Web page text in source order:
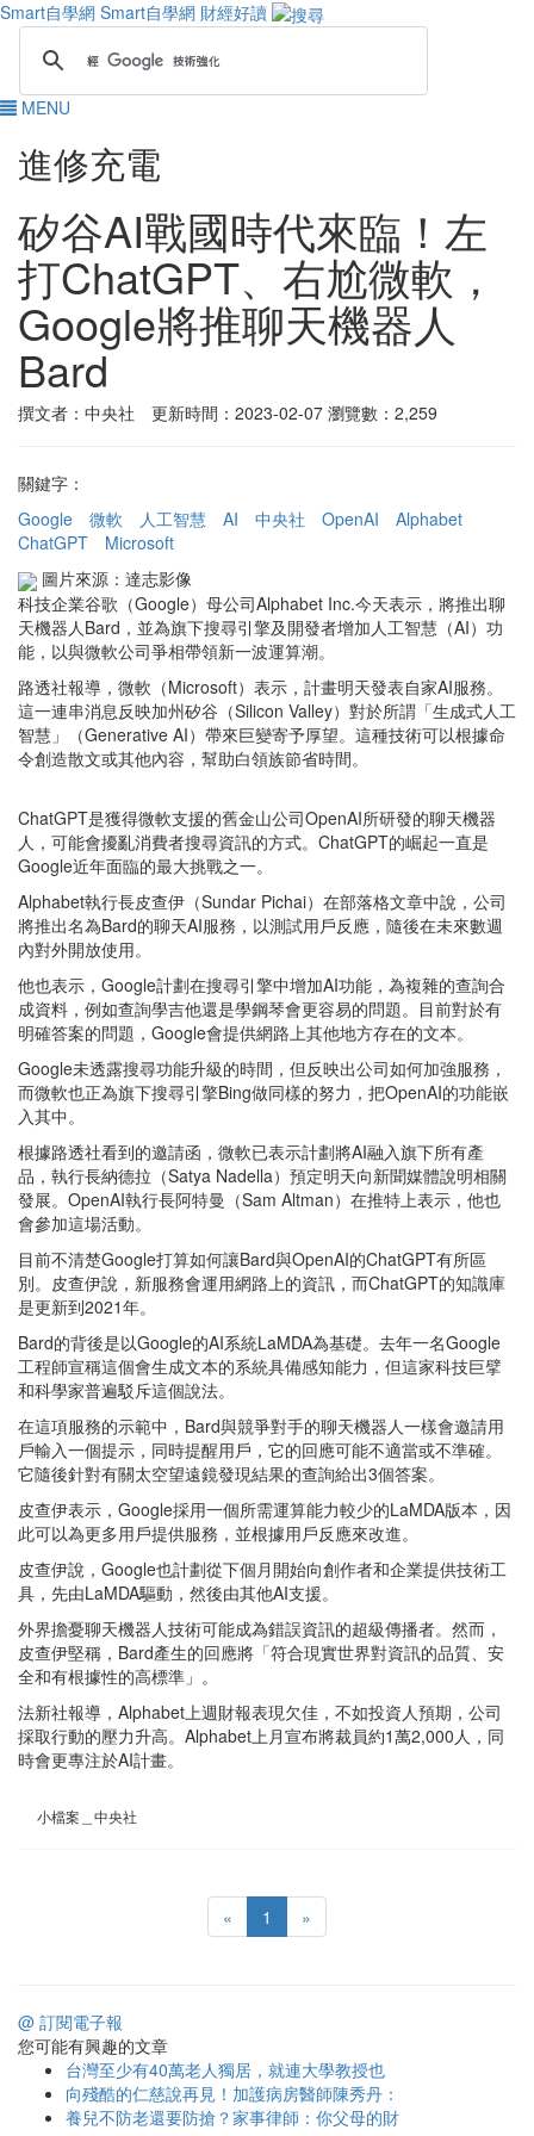
Smart自學網 Smart自學網 財經好讀
MENU
進修充電
矽谷AI戰國時代來臨！左
打ChatGPT、右尬微軟，
Google將推聊天機器人
Bard
撰文者：中央社 更新時間：2023-02-07 瀏覽數：2,259
關鍵字：
Google
微軟 人工智慧 AI 中央社 OpenAI
Alphabet
ChatGPT
Microsoft
圖片來源：達志影像
科技企業谷歌（Google）母公司Alphabet Inc.今天表示，將推出聊
天機器人Bard，並為旗下搜尋引擎及開發者增加人工智慧（AI）功
能，以與微軟公司爭相帶領新一波運算潮。
路透社報導，微軟（Microsoft）表示，計畫明天發表自家AI服務。
這一連串消息反映加州矽谷（Silicon Valley）對於所謂「生成式人工
智慧」（Generative AI）帶來巨變寄予厚望。這種技術可以根據命
令創造散文或其他內容，幫助白領族節省時間。
ChatGPT是獲得微軟支援的舊金山公司OpenAI所研發的聊天機器
人，可能會擾亂消費者搜尋資訊的方式。ChatGPT的崛起一直是
Google近年面臨的最大挑戰之一。
Alphabet執行長皮查伊（Sundar Pichai）在部落格文章中說，公司
將推出名為Bard的聊天AI服務，以測試用戶反應，隨後在未來數週
內對外開放使用。
他也表示，Google計劃在搜尋引擎中增加AI功能，為複雜的查詢合
成資料，例如查詢學吉他還是學鋼琴會更容易的問題。目前對於有
明確答案的問題，Google會提供網路上其他地方存在的文本。
Google未透露搜尋功能升級的時間，但反映出公司如何加強服務，
而微軟也正為旗下搜尋引擎Bing做同樣的努力，把OpenAI的功能嵌
入其中。
根據路透社看到的邀請函，微軟已表示計劃將AI融入旗下所有產
品，執行長納德拉（Satya Nadella）預定明天向新聞媒體說明相關
發展。OpenAI執行長阿特曼（Sam Altman）在推特上表示，他也
會參加這場活動。
目前不清楚Google打算如何讓Bard與OpenAI的ChatGPT有所區
別。皮查伊說，新服務會運用網路上的資訊，而ChatGPT的知識庫
是更新到2021年。
Bard的背後是以Google的AI系統LaMDA為基礎。去年一名Google
工程師宣稱這個會生成文本的系統具備感知能力，但這家科技巨擘
和科學家普遍駁斥這個說法。
在這項服務的示範中，Bard與競爭對手的聊天機器人一樣會邀請用
戶輸入一個提示，同時提醒用戶，它的回應可能不適當或不準確。
它隨後針對有關太空望遠鏡發現結果的查詢給出3個答案。
皮查伊表示，Google採用一個所需運算能力較少的LaMDA版本，因
此可以為更多用戶提供服務，並根據用戶反應來改進。
皮查伊說，Google也計劃從下個月開始向創作者和企業提供技術工
具，先由LaMDA驅動，然後由其他AI支援。
外界擔憂聊天機器人技術可能成為錯誤資訊的超級傳播者。然而，
皮查伊堅稱，Bard產生的回應將「符合現實世界對資訊的品質、安
全和有根據性的高標準」。
法新社報導，Alphabet上週財報表現欠佳，不如投資人預期，公司
採取行動的壓力升高。Alphabet上月宣布將裁員約1萬2,000人，同
時會更專注於AI計畫。
小檔案＿中央社
« 1 »
@ 訂閱電子報
您可能有興趣的文章
台灣至少有40萬老人獨居，就連大學教授也
向殘酷的仁慈說再見！加護病房醫師陳秀丹：
養兒不防老還要防搶？家事律師：你父母的財